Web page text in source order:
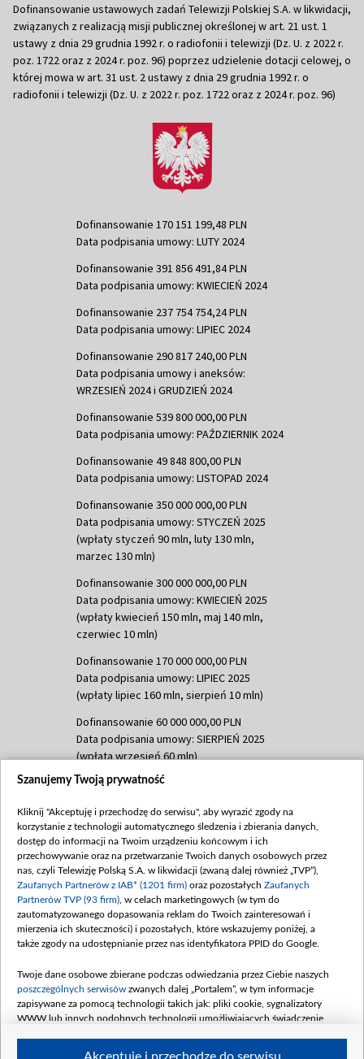
Dofinansowanie ustawowych zadań Telewizji Polskiej S.A. w likwidacji,
związanych z realizacją misji publicznej określonej w art. 21 ust. 1
ustawy z dnia 29 grudnia 1992 r. o radiofonii i telewizji (Dz. U. z 2022 r.
poz. 1722 oraz z 2024 r. poz. 96) poprzez udzielenie dotacji celowej, o
której mowa w art. 31 ust. 2 ustawy z dnia 29 grudnia 1992 r. o
radiofonii i telewizji (Dz. U. z 2022 r. poz. 1722 oraz z 2024 r. poz. 96)
Dofinansowanie 170 151 199,48 PLN
Data podpisania umowy: LUTY 2024
Dofinansowanie 391 856 491,84 PLN
Data podpisania umowy: KWIECIEŃ 2024
Dofinansowanie 237 754 754,24 PLN
Data podpisania umowy: LIPIEC 2024
Dofinansowanie 290 817 240,00 PLN
Data podpisania umowy i aneksów:
WRZESIEŃ 2024 i GRUDZIEŃ 2024
Dofinansowanie 539 800 000,00 PLN
Data podpisania umowy: PAŹDZIERNIK 2024
Dofinansowanie 49 848 800,00 PLN
Data podpisania umowy: LISTOPAD 2024
Dofinansowanie 350 000 000,00 PLN
Data podpisania umowy: STYCZEŃ 2025
(wpłaty styczeń 90 mln, luty 130 mln,
marzec 130 mln)
Dofinansowanie 300 000 000,00 PLN
Data podpisania umowy: KWIECIEŃ 2025
(wpłaty kwiecień 150 mln, maj 140 mln,
czerwiec 10 mln)
Dofinansowanie 170 000 000,00 PLN
Data podpisania umowy: LIPIEC 2025
(wpłaty lipiec 160 mln, sierpień 10 mln)
Dofinansowanie 60 000 000,00 PLN
Data podpisania umowy: SIERPIEŃ 2025
(wpłata wrzesień 60 mln)
Dofinansowanie 635 783 051,21 PLN
(wpłata wrzesień 100 mln, październik 350
mln, listopad 265 mln)
Dofinansowanie 48 862 000,00 PLN
Data podpisania umowy: GRUDZIEŃ 2025
(wpłata grudzień 60,548 mln)
Dofinansowanie 900 000 000,00 PLN
Data podpisania umowy: LUTY 2026 (wpłata
kwiecień 180 mln, 7 maja 180 mln, 8
czerwca 90 mln)
Dofinansowanie 250 000 000,00 PLN
4 sierpnia 250 mln
Szanujemy Twoją prywatność
Kliknij "Akceptuję i przechodzę do serwisu", aby wyrazić zgody na
korzystanie z technologii automatycznego śledzenia i zbierania danych,
dostęp do informacji na Twoim urządzeniu końcowym i ich
przechowywanie oraz na przetwarzanie Twoich danych osobowych przez
nas, czyli Telewizję Polską S.A. w likwidacji (zwaną dalej również „TVP”),
Zaufanych Partnerów z IAB* (1201 firm) oraz pozostałych Zaufanych
Partnerów TVP (93 firm) , w celach marketingowych (w tym do
zautomatyzowanego dopasowania reklam do Twoich zainteresowań i
mierzenia ich skuteczności) i pozostałych, które wskazujemy poniżej, a
także zgody na udostępnianie przez nas identyfikatora PPID do Google.
Twoje dane osobowe zbierane podczas odwiedzania przez Ciebie naszych
poszczególnych serwisów zwanych dalej „Portalem”, w tym informacje
zapisywane za pomocą technologii takich jak: pliki cookie, sygnalizatory
WWW lub innych podobnych technologii umożliwiających świadczenie